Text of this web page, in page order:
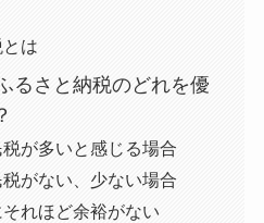
は
るさと納税のどれを優
が多いと感じる場合
がない、少ない場合
れほど余裕がない